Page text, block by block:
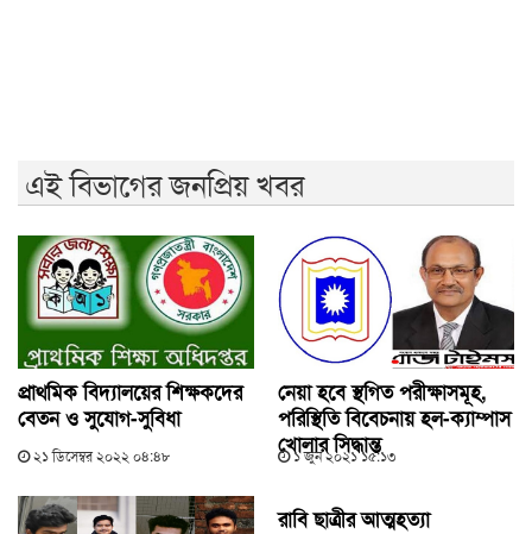
এই বিভাগের জনপ্রিয় খবর
প্রাথমিক বিদ্যালয়ের শিক্ষকদের
বেতন ও সুযোগ-সুবিধা
২১ ডিসেম্বর ২০২২ ০৪:৪৮
নেয়া হবে স্থগিত পরীক্ষাসমূহ,
পরিস্থিতি বিবেচনায় হল-ক্যাম্পাস
খোলার সিদ্ধান্ত
১ জুন ২০২১ ১৫:১৩
রাবি ছাত্রীর আত্মহত্যা